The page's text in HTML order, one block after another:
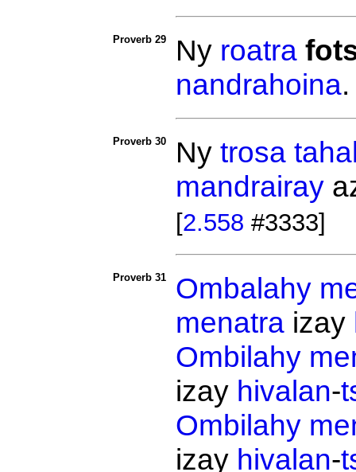
Proverb 29 Ny roatra
nandrahoina
Proverb 30 Ny trosa
mandrairay
[2.558 #3333]
Proverb 31 Ombalahy
menatraizay
Ombilahy
izay hivalan-
Ombilahy
izay hivalan-